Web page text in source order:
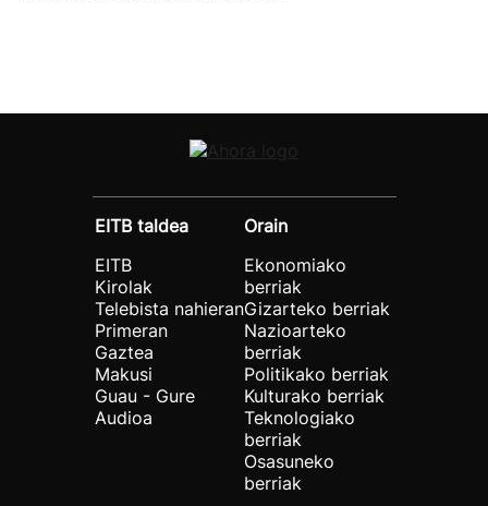
EITB taldea
EITB
Kirolak
Telebista nahieran
Primeran
Gaztea
Makusi
Guau - Gure
Audioa
Orain
Ekonomiako
berriak
Gizarteko berriak
Nazioarteko
berriak
Politikako berriak
Kulturako berriak
Teknologiako
berriak
Osasuneko
berriak